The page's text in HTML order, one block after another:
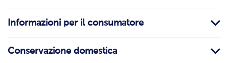
Informazioni per il consumatore
Conservazione domestica